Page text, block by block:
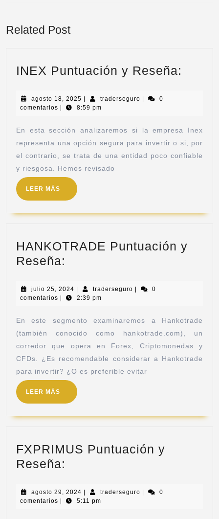
Related Post
INEX Puntuación y Reseña:
agosto 18, 2025 traderseguro
0
comentarios
8:59 pm
En esta sección analizaremos si la empresa Inex
representa una opción segura para invertir o si, por
el contrario, se trata de una entidad poco confiable
y riesgosa. Hemos revisado
LEER MÁS
HANKOTRADE Puntuación y
Reseña:
julio 25, 2024 traderseguro
0
comentarios
2:39 pm
En este segmento examinaremos a Hankotrade
(también conocido como hankotrade.com), un
corredor que opera en Forex, Criptomonedas y
CFDs. ¿Es recomendable considerar a Hankotrade
para invertir? ¿O es preferible evitar
LEER MÁS
FXPRIMUS Puntuación y
Reseña:
agosto 29, 2024 traderseguro
0
comentarios
5:11 pm